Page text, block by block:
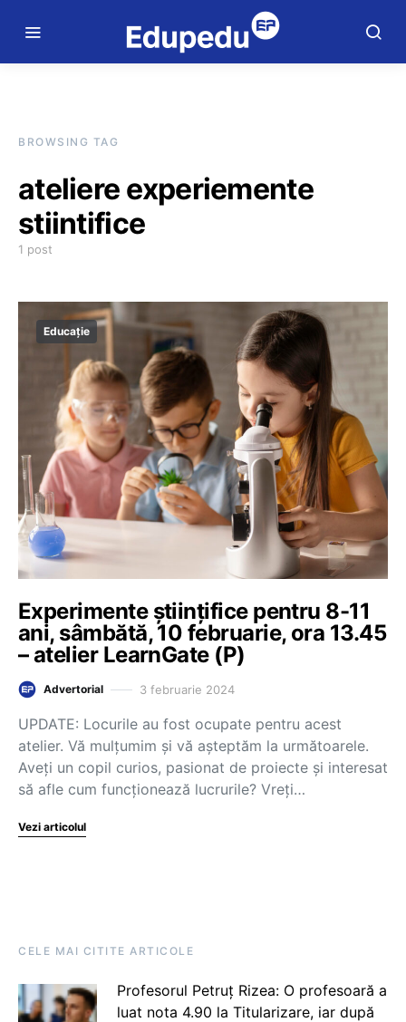
BROWSING TAG
ateliere experiemente
stiintifice
1 post
Educație
Experimente științifice pentru 8-11
ani, sâmbătă, 10 februarie, ora 13.45
– atelier LearnGate (P)
Advertorial 3 februarie 2024
UPDATE: Locurile au fost ocupate pentru acest
atelier. Vă mulțumim și vă așteptăm la următoarele.
Aveți un copil curios, pasionat de proiecte și interesat
să afle cum funcționează lucrurile? Vreți…
Vezi articolul
CELE MAI CITITE ARTICOLE
Profesorul Petruț Rizea: O profesoară a
luat nota 4.90 la Titularizare, iar după